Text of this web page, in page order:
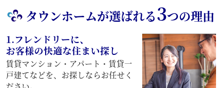
タウンホームが選ばれる3つの理由
1.フレンドリーに、
お客様の快適な住まい探し
賃貸マンション・アパート・賃貸一
戸建てなどを、お探しならお任せく